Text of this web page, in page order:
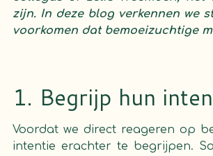
zijn. In deze blog verkennen we
voorkomen dat bemoeizuchtige
1. Begrijp hun
Voordat we direct reageren op
intentie erachter te begrijpen.